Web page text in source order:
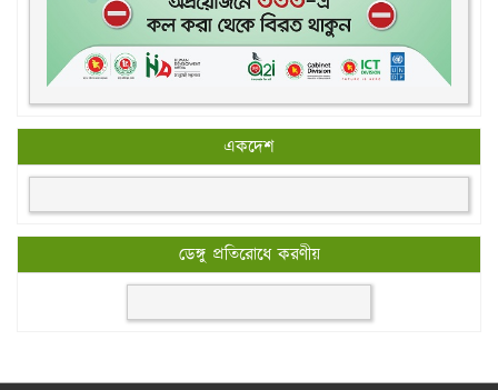
একদেশ
ডেঙ্গু প্রতিরোধে করণীয়